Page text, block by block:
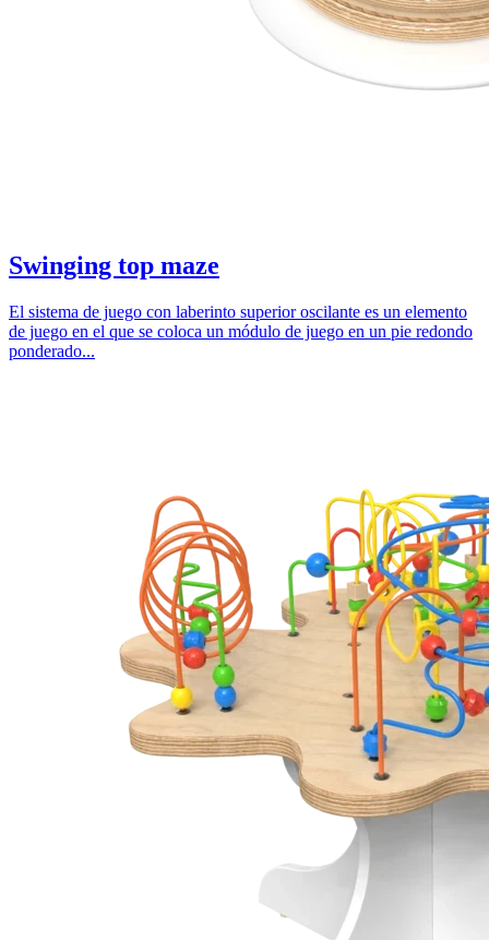
Swinging top maze
El sistema de juego con laberinto superior oscilante es un elemento
de juego en el que se coloca un módulo de juego en un pie redondo
ponderado...